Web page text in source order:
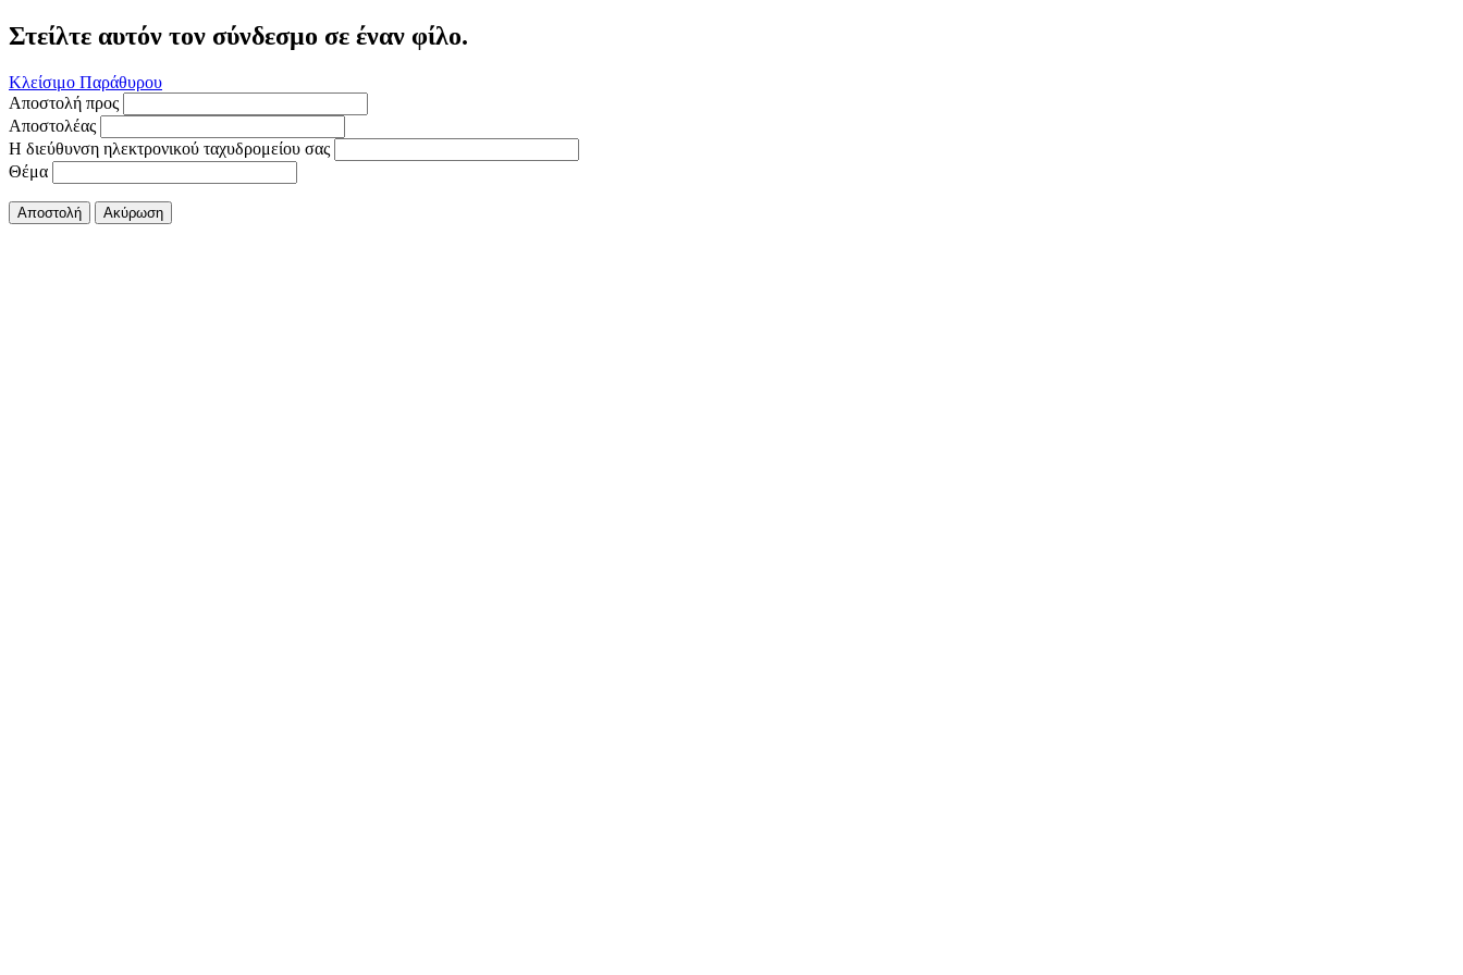
Στείλτε αυτόν τον σύνδεσμο σε έναν φίλο.
Κλείσιμο Παράθυρου
Αποστολή προς
Αποστολέας
Η διεύθυνση ηλεκτρονικού ταχυδρομείου σας
Θέμα
Αποστολή Ακύρωση